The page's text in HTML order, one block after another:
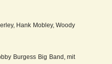
Hank Mobley, Woody
Burgess Big Band, mit